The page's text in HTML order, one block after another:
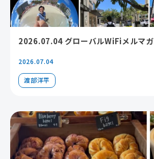
渡部洋平
2026.07.04 グローバルWiFiメルマガ
2026.07.04